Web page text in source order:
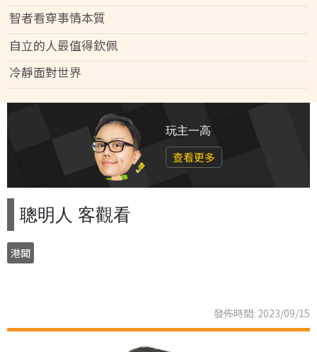
智者看穿事情本質
自立的人最值得欽佩
冷靜面對世界
玩主一高
查看更多
聰明人 客觀看
港聞
發佈時間: 2023/09/15